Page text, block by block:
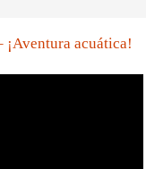
¡Aventura acuática!